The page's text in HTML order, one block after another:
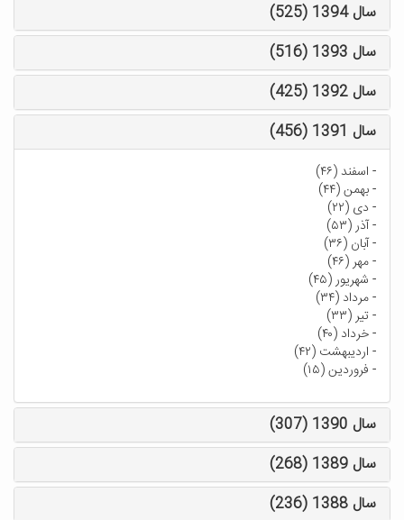
سال 1394 (525)
سال 1393 (516)
سال 1392 (425)
سال 1391 (456)
- اسفند (۴۶)
-بهمن (۴۴)
- دی (۲۲)
-آذر (۵۳)
-آبان (۳۶)
-مهر (۴۶)
- شهریور (۴۵)
-مرداد (۳۴)
-تیر (۳۳)
-خرداد (۴۰)
- اردیبهشت (۴۲)
- فروردین (۱۵)
سال 1390 (307)
سال 1389 (268)
سال 1388 (236)